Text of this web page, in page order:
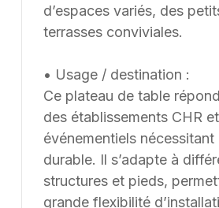
Supply8 accompagne les
restauration, de l’hôtellerie, de
d’aménagement, en France et à
modèles présentés au catalogue
mesure, notamment en termes de
finitions et de coloris, selon les
pouvons également développer
mesure à partir d’une feuille
pouvant être conçu et ajusté
les usages spécifiques.
d’espaces variés, des
terrasses conviviales.
• Usage / destination :
Ce plateau de table
des établissements CHR
événementiels nécessitant
durable. Il s’adapte à
structures et pieds,
grande flexibilité